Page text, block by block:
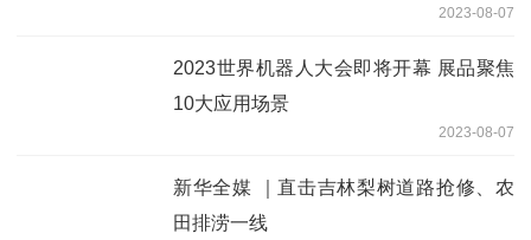
2023-08-07
2023世界机器人大会即将开幕 展品聚焦
10大应用场景
2023-08-07
新华全媒 ｜直击吉林梨树道路抢修、农
田排涝一线